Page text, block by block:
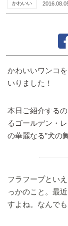
かわいい
かわいいワンコ
いりました！
本日ご紹介する
るゴールデン・
の華麗なる”犬の
フラフープとい
っかのこと。最
すよね。なんで